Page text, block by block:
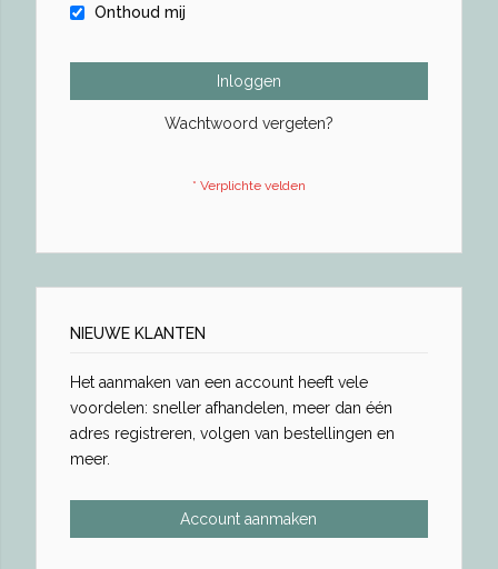
Onthoud mij
Inloggen
Wachtwoord vergeten?
NIEUWE KLANTEN
Het aanmaken van een account heeft vele
voordelen: sneller afhandelen, meer dan één
adres registreren, volgen van bestellingen en
meer.
Account aanmaken